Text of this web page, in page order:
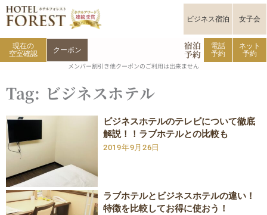
内
容
ビジネス宿泊 女子会
現在の
空室確認
クーポン 宿泊
予約
電話
予約
ネット
予約
メンバー割引き他クーポンのご利用は出来ません
Tag: ビジネスホテル
ビジネスホテルのテレビについて徹底
解説！！ラブホテルとの比較も
2019年9月26日
ラブホテルとビジネスホテルの違い！
特徴を比較してお得に使おう！
ペ
ー
ジ
ペ
ー
ジ
ペ
ー
ジ
ペ
ー
ジ
ペ
ー